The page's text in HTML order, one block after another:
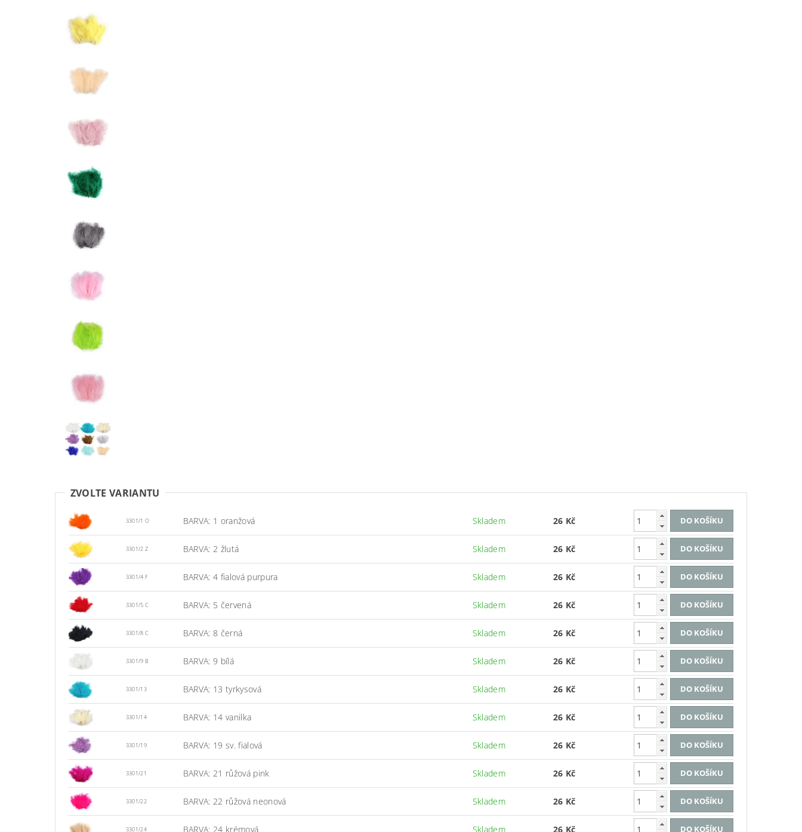
ZVOLTE VARIANTU
3301/1 O BARVA: 1 oranžová Skladem 26 Kč
3301/2 Z BARVA: 2 žlutá Skladem 26 Kč
3301/4 F BARVA: 4 fialová purpura Skladem 26 Kč
3301/5 C BARVA: 5 červená Skladem 26 Kč
3301/8 C BARVA: 8 černá Skladem 26 Kč
3301/9 B BARVA: 9 bílá Skladem 26 Kč
3301/13 BARVA: 13 tyrkysová Skladem 26 Kč
3301/14 BARVA: 14 vanilka Skladem 26 Kč
3301/19 BARVA: 19 sv. fialová Skladem 26 Kč
3301/21 BARVA: 21 růžová pink Skladem 26 Kč
3301/22 BARVA: 22 růžová neonová Skladem 26 Kč
3301/24 BARVA: 24 krémová Skladem 26 Kč